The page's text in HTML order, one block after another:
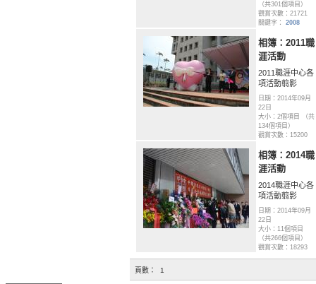
（共301個項目）
觀賞次數：21721
關鍵字： 2008
相簿：2011職
涯活動
2011職涯中心各
項活動翦影
日期：2014年09月
22日
大小：2個項目 （共
134個項目）
觀賞次數：15200
相簿：2014職
涯活動
2014職涯中心各
項活動翦影
日期：2014年09月
22日
大小：11個項目
（共266個項目）
觀賞次數：18293
頁數： 1